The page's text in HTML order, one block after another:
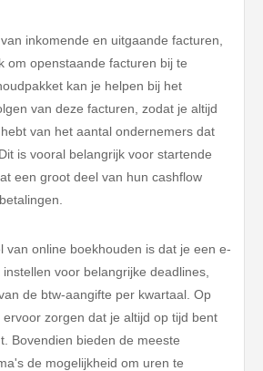
inkomende en uitgaande facturen,
om openstaande facturen bij te
kan je helpen bij het
van deze facturen, zodat je altijd
van het aantal ondernemers dat
is vooral belangrijk voor startende
een groot deel van hun cashflow
van online boekhouden is dat je een e-
voor belangrijke deadlines,
de btw-aangifte per kwartaal. Op
zorgen dat je altijd op tijd bent
Bovendien bieden de meeste
de mogelijkheid om uren te